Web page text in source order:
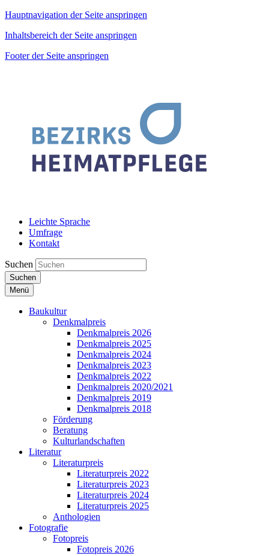
Hauptnavigation der Seite anspringen
Inhaltsbereich der Seite anspringen
Footer der Seite anspringen
Leichte Sprache
Umfrage
Kontakt
Suchen
Suchen
Menü
Baukultur
Denkmalpreis
Denkmalpreis 2026
Denkmalpreis 2025
Denkmalpreis 2024
Denkmalpreis 2023
Denkmalpreis 2022
Denkmalpreis 2020/2021
Denkmalpreis 2019
Denkmalpreis 2018
Förderung
Beratung
Kulturlandschaften
Literatur
Literaturpreis
Literaturpreis 2022
Literaturpreis 2023
Literaturpreis 2024
Literaturpreis 2025
Anthologien
Fotografie
Fotopreis
Fotopreis 2026